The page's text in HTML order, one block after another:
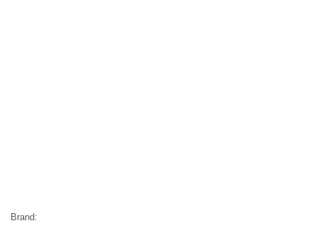
Brand: